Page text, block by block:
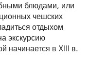
блюдами, или
чешских
отдыхом
экскурсию
начинается в XIII в.